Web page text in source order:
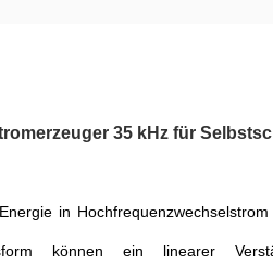
35 kHz für
in
können ein linearer